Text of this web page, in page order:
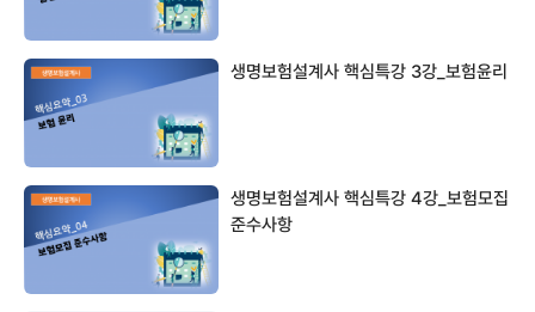
생명보험설계사 핵심특강 3강_보험윤리
생명보험설계사 핵심특강 4강_보험모집
준수사항